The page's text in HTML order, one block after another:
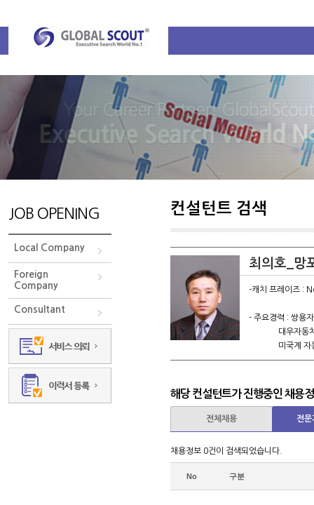
JOB OPENING
Local Company
Foreign
Company
Consultant
컨설턴트 검색
최의호_망
-캐치 프레이즈 :
- 주요경력 : 쌍용
대우자동차
미국계 자동차
인도 지사장
해당 컨설턴트가 진행중인 채용
전체채용 전문
채용정보 0건이 검색되었습니다.
No 구분